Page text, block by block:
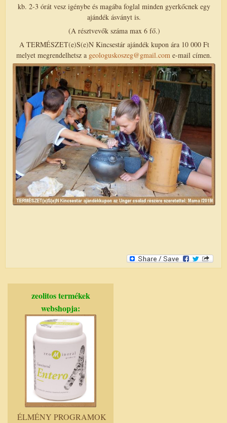
kb. 2-3 órát vesz igénybe és magába foglal minden gyerkőcnek egy
ajándék ásványt is.
(A résztvevők száma max 6 fő.)
A TERMÉSZET(e)S(e)N Kincsestár ajándék kupon ára 10 000 Ft
melyet megrendelhetsz a geologuskoszeg@gmail.com e-mail címen.
zeolitos termékek
webshopja:
ÉLMÉNY PROGRAMOK